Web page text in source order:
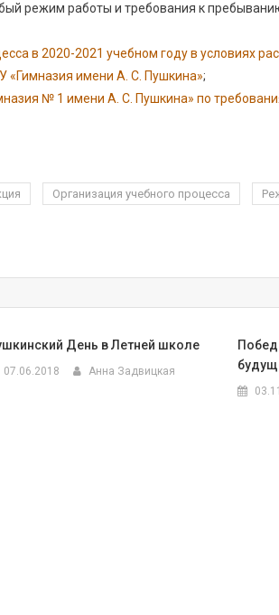
режим работы и требования к
в 2020-2021 учебном году в условиях
«Гимназия имени А. С. Пушкина»;
№ 1 имени А. С. Пушкина» по
Организация учебного процесса
День в Летней школе
07.06.2018 Анна Задвицкая